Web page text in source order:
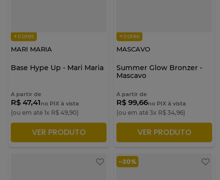
+cores
MARI MARIA
Base Hype Up - Mari Maria
A partir de
R$ 47,41no PIX à vista
(ou em até 1x R$ 49,90)
ADICIONAR À SACOLA
VER PRODUTO
+cores
MASCAVO
Summer Glow Bronzer -
Mascavo
A partir de
R$ 99,66no PIX à vista
(ou em até 3x R$ 34,96)
ADICIONAR À SACOLA
VER PRODUTO
-30%